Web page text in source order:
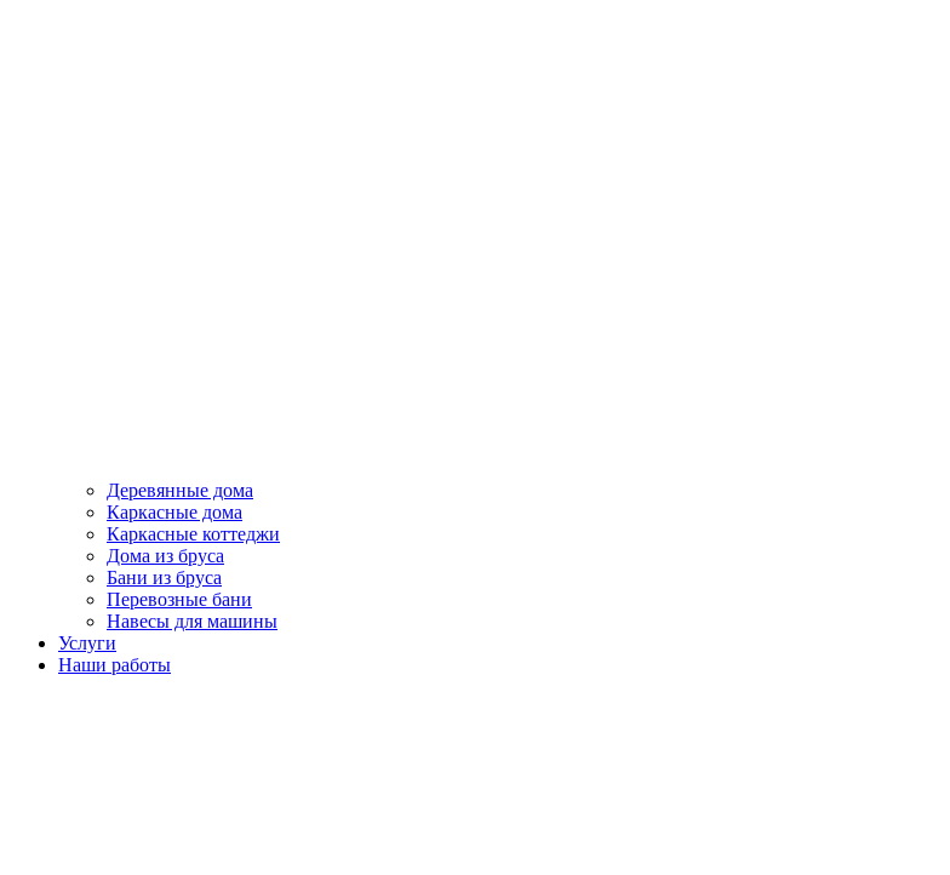
Деревянные дома
Каркасные дома
Каркасные коттеджи
Дома из бруса
Бани из бруса
Перевозные бани
Навесы для машины
Услуги
Наши работы